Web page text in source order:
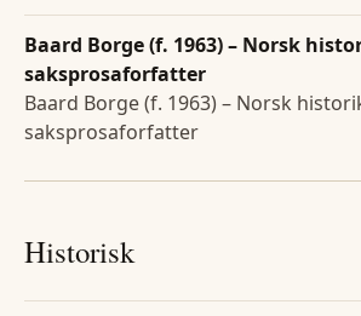
Baard Borge (f. 1963) – Norsk
saksprosaforfatter
Baard Borge (f. 1963) – Norsk
saksprosaforfatter
Historisk